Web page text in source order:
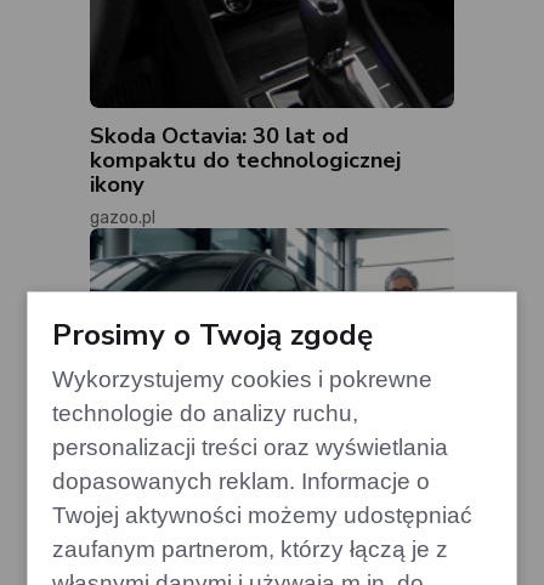
Skoda Octavia: 30 lat od
kompaktu do technologicznej
ikony
gazoo.pl
Prosimy o Twoją zgodę
Wykorzystujemy cookies i pokrewne
technologie do analizy ruchu,
personalizacji treści oraz wyświetlania
dopasowanych reklam. Informacje o
Twojej aktywności możemy udostępniać
zaufanym partnerom, którzy łączą je z